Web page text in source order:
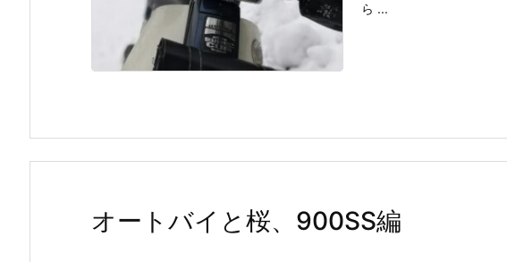
ら ...
オートバイと桜、900SS編